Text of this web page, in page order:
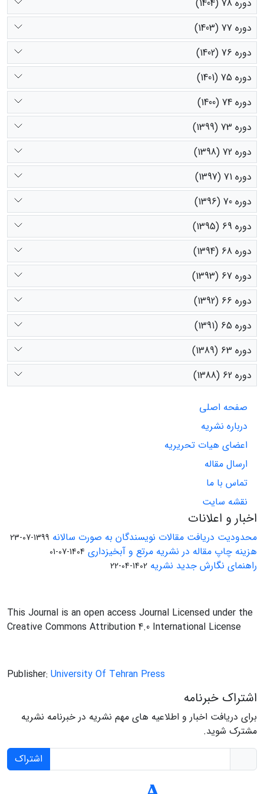
دوره 78 (1404)
دوره 77 (1403)
دوره 76 (1402)
دوره 75 (1401)
دوره 74 (1400)
دوره 73 (1399)
دوره 72 (1398)
دوره 71 (1397)
دوره 70 (1396)
دوره 69 (1395)
دوره 68 (1394)
دوره 67 (1393)
دوره 66 (1392)
دوره 65 (1391)
دوره 63 (1389)
دوره 62 (1388)
صفحه اصلی
درباره نشریه
اعضای هیات تحریریه
ارسال مقاله
تماس با ما
نقشه سایت
اخبار و اعلانات
محدودیت دریافت مقالات نویسندگان به صورت سالانه 1399-07-23
هزینه چاپ مقاله در نشریه مرتع و آبخیزداری 1404-07-01
راهنمای نگارش جدید نشریه 1402-04-22
This Journal is an open access Journal Licensed under the
Creative Commons Attribution 4.0 International License
Publisher: University Of Tehran Press
اشتراک خبرنامه
برای دریافت اخبار و اطلاعیه های مهم نشریه در خبرنامه نشریه
مشترک شوید.
اشتراک